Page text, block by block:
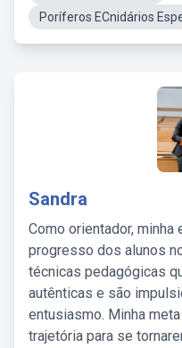
Poríferos ECnidários
Sandra
Como orientador, minha
progresso dos alunos
técnicas pedagógicas
autênticas e são
entusiasmo. Minha
trajetória para se